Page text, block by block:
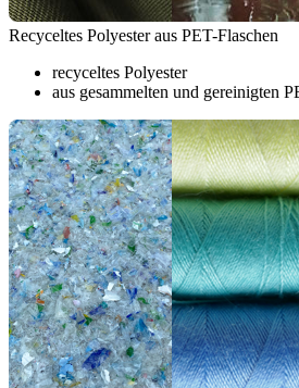
Recyceltes Polyester aus PET-Flaschen
recyceltes Polyester
aus gesammelten und gereinigten